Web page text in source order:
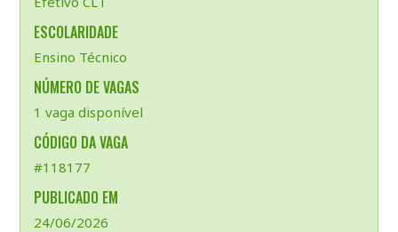
ESCOLARIDADE
Ensino Técnico
NÚMERO DE VAGAS
1 vaga disponível
CÓDIGO DA VAGA
#118177
PUBLICADO EM
24/06/2026